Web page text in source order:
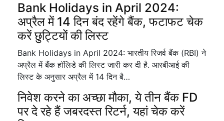
Bank Holidays in April 2024:
अप्रैल में 14 दिन बंद रहेंगे बैंक, फटाफट चेक
करें छुट्टियों की लिस्ट
Bank Holidays in April 2024: भारतीय रिजर्व बैंक (RBI) ने
अप्रैल में बैंक हॉलिडे की लिस्ट जारी कर दी है. आरबीआई की
लिस्ट के अनुसार अप्रैल में 14 दिन बै…
निवेश करने का अच्छा मौका, ये तीन बैंक FD
पर दे रहे हैं जबरदस्त रिटर्न, यहां चेक करें